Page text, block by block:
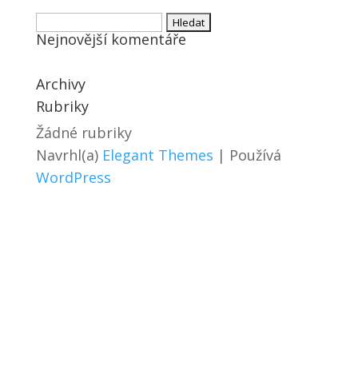
Vyhledávání
Nejnovější komentáře
Archivy
Rubriky
Žádné rubriky
Navrhl(a) Elegant Themes | Používá
WordPress